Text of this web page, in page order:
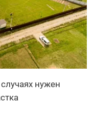
нужен